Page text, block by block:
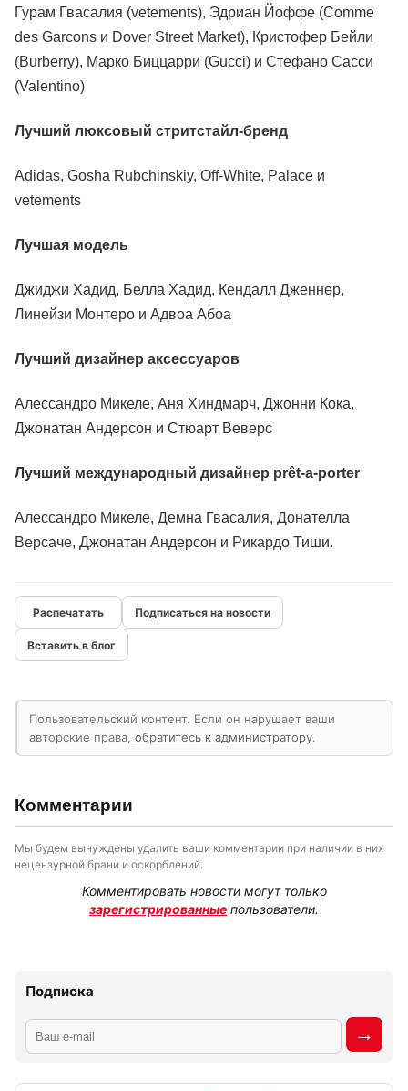
Подписка
Гурам Гвасалия (vetements), Эдриан Йоффе (Comme
des Garcons и Dover Street Market), Кристофер Бейли
(Burberry), Марко Биццарри (Gucci) и Стефано Сасси
(Valentino)
Лучший люксовый стритстайл-бренд
Adidas, Gosha Rubchinskiy, Off-White, Palace и
vetements
Лучшая модель
Джиджи Хадид, Белла Хадид, Кендалл Дженнер,
Линейзи Монтеро и Адвоа Абоа
Лучший дизайнер аксессуаров
Алессандро Микеле, Аня Хиндмарч, Джонни Кока,
Джонатан Андерсон и Стюарт Веверс
Лучший международный дизайнер prêt-a-porter
Алессандро Микеле, Демна Гвасалия, Донателла
Версаче, Джонатан Андерсон и Рикардо Тиши.
Подписаться на новости
Вставить в блог
Пользовательский контент. Если он нарушает ваши
авторские права, обратитесь к администратору.
Комментарии
Мы будем вынуждены удалить ваши комментарии при наличии в них
нецензурной брани и оскорблений.
Комментировать новости могут только
зарегистрированные пользователи.